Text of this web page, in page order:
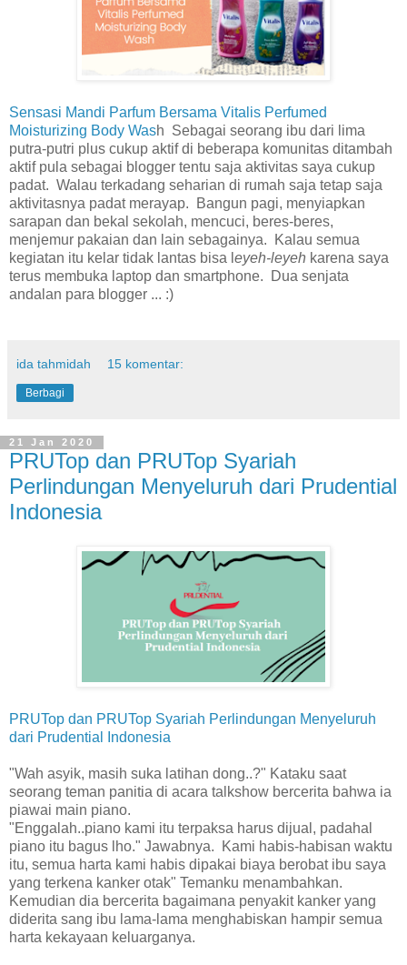
Sensasi Mandi Parfum Bersama Vitalis Perfumed
Moisturizing Body Wash Sebagai seorang ibu dari lima
putra-putri plus cukup aktif di beberapa komunitas ditambah
aktif pula sebagai blogger tentu saja aktivitas saya cukup
padat. Walau terkadang seharian di rumah saja tetap saja
aktivitasnya padat merayap. Bangun pagi, menyiapkan
sarapan dan bekal sekolah, mencuci, beres-beres,
menjemur pakaian dan lain sebagainya. Kalau semua
kegiatan itu kelar tidak lantas bisa l eyeh-leyeh karena saya
terus membuka laptop dan smartphone. Dua senjata
andalan para blogger ... :)
ida tahmidah 15 komentar:
Berbagi
21 Jan 2020
PRUTop dan PRUTop Syariah
Perlindungan Menyeluruh dari Prudential
Indonesia
PRUTop dan PRUTop Syariah Perlindungan Menyeluruh
dari Prudential Indonesia
"Wah asyik, masih suka latihan dong..?" Kataku saat
seorang teman panitia di acara talkshow bercerita bahwa ia
piawai main piano.
"Enggalah..piano kami itu terpaksa harus dijual, padahal
piano itu bagus lho." Jawabnya. Kami habis-habisan waktu
itu, semua harta kami habis dipakai biaya berobat ibu saya
yang terkena kanker otak" Temanku menambahkan.
Kemudian dia bercerita bagaimana penyakit kanker yang
diderita sang ibu lama-lama menghabiskan hampir semua
harta kekayaan keluarganya.